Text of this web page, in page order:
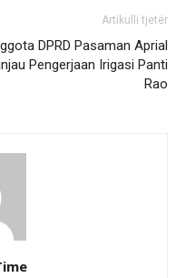
Artikulli tjetër
DPRD Pasaman Aprial
Pengerjaan Irigasi Panti
Rao